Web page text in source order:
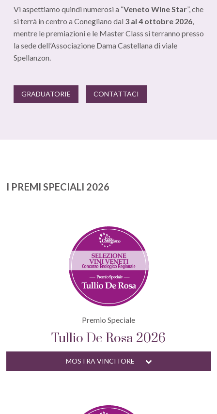
Vi aspettiamo quindi numerosi a “Veneto Wine Star”, che
si terrà in centro a Conegliano dal 3 al 4 ottobre 2026,
mentre le premiazioni e le Master Class si terranno presso
la sede dell’Associazione Dama Castellana di viale
Spellanzon.
GRADUATORIE CONTATTACI
I PREMI SPECIALI 2026
Premio Speciale
Tullio De Rosa 2026
MOSTRA VINCITORE